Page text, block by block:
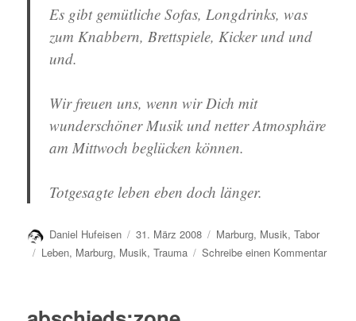
Es gibt gemütliche Sofas, Longdrinks, was
zum Knabbern, Brettspiele, Kicker und und
und.
Wir freuen uns, wenn wir Dich mit
wunderschöner Musik und netter Atmosphäre
am Mittwoch beglücken können.
Totgesagte leben eben doch länger.
Autor
Daniel Hufeisen
Veröffentlicht
am
31. März 2008 Kategorien
Marburg, Musik,Tabor
Schlagwörter
Leben, Marburg, Musik,Trauma Schreibe einen Kommentarzu